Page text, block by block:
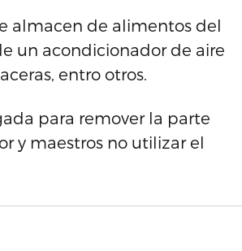
almacen de alimentos del
un acondicionador de aire
entro otros.
para remover la parte
y maestros no utilizar el